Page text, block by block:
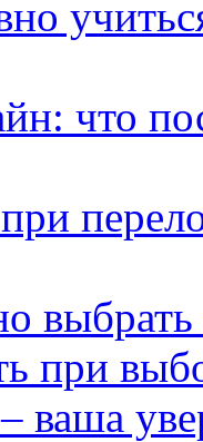
что
при
ваша